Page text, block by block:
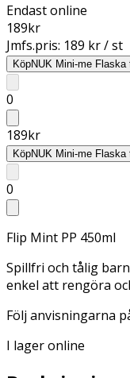
Endast online
189kr
Jmfs.pris: 189 kr / st
KöpNUK Mini-me
0
189kr
KöpNUK Mini-me
0
Flip Mint PP 450ml
Spillfri och tålig
enkel att rengöra
Följ anvisningarna
I lager online